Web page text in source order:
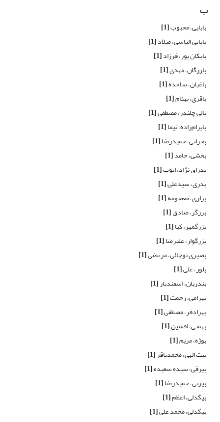
ب
بابایی، محبوب[1]
بابایی الیاسی، میلاد[1]
بابکان پور، فرزاد[1]
بازرگان، مهدی[1]
باغبان، ساجده[1]
باقری، بهنام[1]
بالی چلندر، مصطفی[1]
بایرام‌زاده، نیما[1]
بحرانی، حمیدرضا[1]
بخشی، حامد[1]
بدراق نژاد، ایوب[1]
بدری، سیدعلی[1]
براری، معصومه[1]
برزگر، صادق[1]
بزرگمهر، کیا[1]
بزرگوار، علیرضا[1]
بصیری توچائی، مر تضی[1]
بلور، علی[1]
بندریان، اسفندیار[1]
بهرامی، رحمت[1]
بهزادفر، مصطفی[1]
بهمنی، افشین[1]
بوژه، مریم[1]
بیت الهی، محمدباقر[1]
بیرقی، سیده سعیده[1]
بیژنی، حمیدرضا[1]
بیگدلی، اعظم[1]
بیگدلی، محمد علی[1]